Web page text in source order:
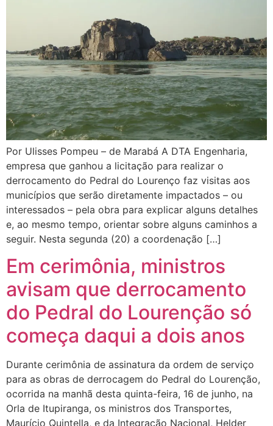
Por Ulisses Pompeu – de Marabá A DTA Engenharia,
empresa que ganhou a licitação para realizar o
derrocamento do Pedral do Lourenço faz visitas aos
municípios que serão diretamente impactados – ou
interessados – pela obra para explicar alguns detalhes
e, ao mesmo tempo, orientar sobre alguns caminhos a
seguir. Nesta segunda (20) a coordenação […]
Em cerimônia, ministros
avisam que derrocamento
do Pedral do Lourenção só
começa daqui a dois anos
Durante cerimônia de assinatura da ordem de serviço
para as obras de derrocagem do Pedral do Lourenção,
ocorrida na manhã desta quinta-feira, 16 de junho, na
Orla de Itupiranga, os ministros dos Transportes,
Maurício Quintella, e da Integração Nacional, Helder